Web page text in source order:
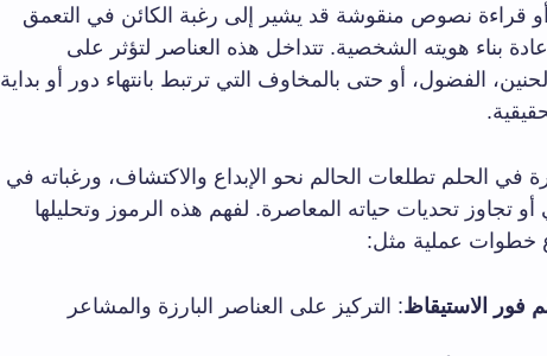
قراءة نصوص منقوشة قد يشير إلى رغبة الكائن في التعمق
بناء هويته الشخصية. تتداخل هذه العناصر لتؤثر على
الفضول، أو حتى بالمخاوف التي ترتبط بانتهاء دور أو بداية
في الحلم تطلعات الحالم نحو الإبداع والاكتشاف، ورغباته في
تجاوز تحديات حياته المعاصرة. لفهم هذه الرموز وتحليلها
خطوات عملية مثل:
فور الاستيقاظ: التركيز على العناصر البارزة والمشاعر